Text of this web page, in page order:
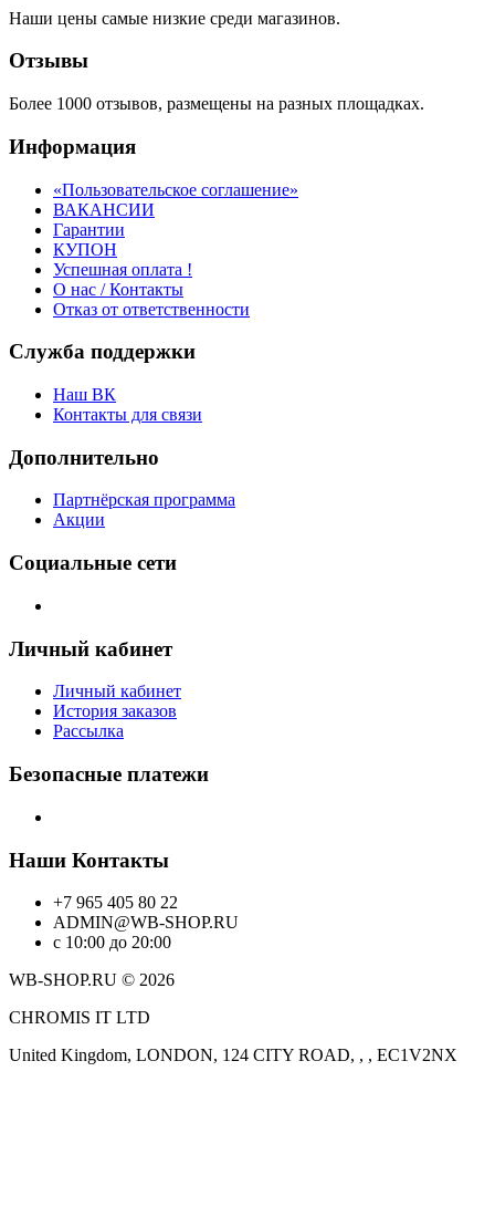
Наши цены самые низкие среди магазинов.
Отзывы
Более 1000 отзывов, размещены на разных площадках.
Информация
«Пользовательское соглашение»
ВАКАНСИИ
Гарантии
КУПОН
Успешная оплата !
О нас / Контакты
Отказ от ответственности
Служба поддержки
Наш ВК
Контакты для связи
Дополнительно
Партнёрская программа
Акции
Социальные сети
Личный кабинет
Личный кабинет
История заказов
Рассылка
Безопасные платежи
Наши Контакты
+7 965 405 80 22
ADMIN@WB-SHOP.RU
с 10:00 до 20:00
WB-SHOP.RU © 2026
CHROMIS IT LTD
United Kingdom, LONDON, 124 CITY ROAD, , , EC1V2NX